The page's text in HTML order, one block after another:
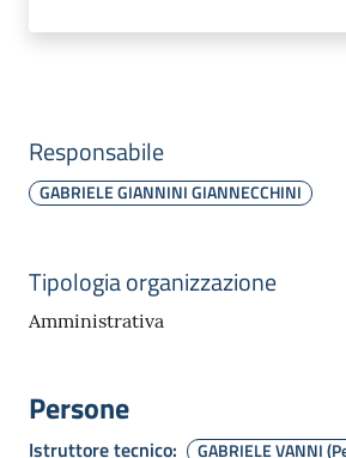
Responsabile
GABRIELE GIANNINI GIANNECCHINI
Tipologia organizzazione
Amministrativa
Persone
Istruttore tecnico:
GABRIELE VANNI